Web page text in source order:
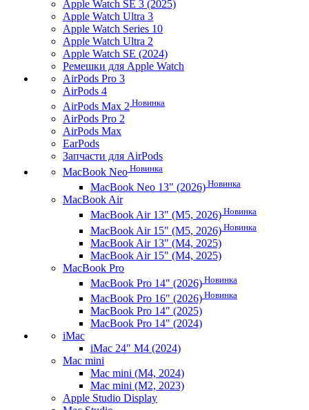
Apple Watch SE 3 (2025)
Apple Watch Ultra 3
Apple Watch Series 10
Apple Watch Ultra 2
Apple Watch SE (2024)
Ремешки для Apple Watch
AirPods Pro 3
AirPods 4
AirPods Max 2 Новинка
AirPods Pro 2
AirPods Max
EarPods
Запчасти для AirPods
MacBook Neo Новинка
MacBook Neo 13" (2026) Новинка
MacBook Air
MacBook Air 13" (M5, 2026) Новинка
MacBook Air 15" (M5, 2026) Новинка
MacBook Air 13" (M4, 2025)
MacBook Air 15" (M4, 2025)
MacBook Pro
MacBook Pro 14" (2026) Новинка
MacBook Pro 16" (2026) Новинка
MacBook Pro 14" (2025)
MacBook Pro 14" (2024)
iMac
iMac 24" M4 (2024)
Mac mini
Mac mini (M4, 2024)
Mac mini (M2, 2023)
Apple Studio Display